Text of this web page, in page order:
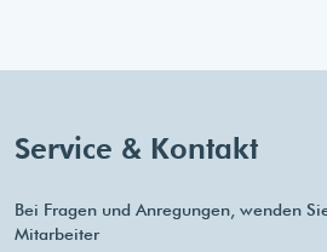
Service & Kontakt
Bei Fragen und Anregungen, wenden
Mitarbeiter